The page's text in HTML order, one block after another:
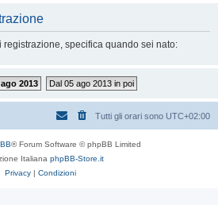
registrazione, specifica quando sei nato:
2013 Dal 05 ago 2013 in poi
Tutti gli orari sono UTC+02:00
® Forum Software © phpBB Limited
Italiana phpBB-Store.it
Privacy | Condizioni